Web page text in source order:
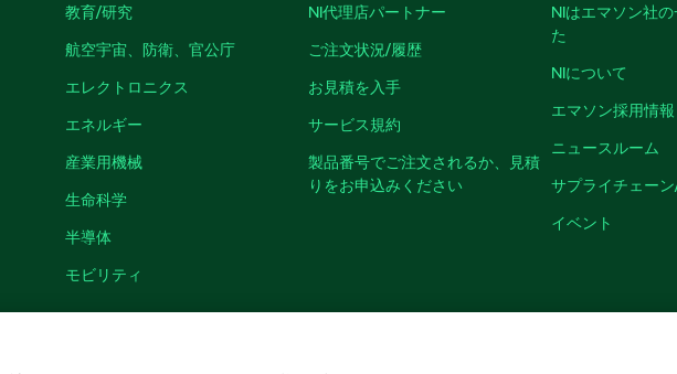
教育/研究
航空宇宙、防衛、官公庁
エレクトロニクス
エネルギー
産業用機械
生命科学
半導体
モビリティ
NI代理店パートナー
ご注文状況/履歴
お見積を入手
サービス規約
製品番号でご注文されるか、見積
りをお申込みください
NIはエマソン社
た
NIについて
エマソン採用情報
ニュースルーム
サプライチェー
イベント
IMPRINT